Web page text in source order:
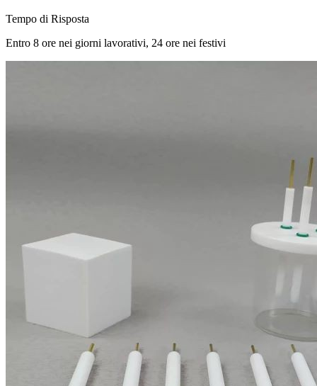
Tempo di Risposta
Entro 8 ore nei giorni lavorativi, 24 ore nei festivi